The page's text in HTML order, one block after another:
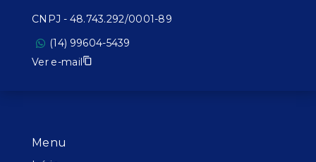
Menu
CNPJ - 48.743.292/0001-89
(14) 99604-5439
Ver e-mail